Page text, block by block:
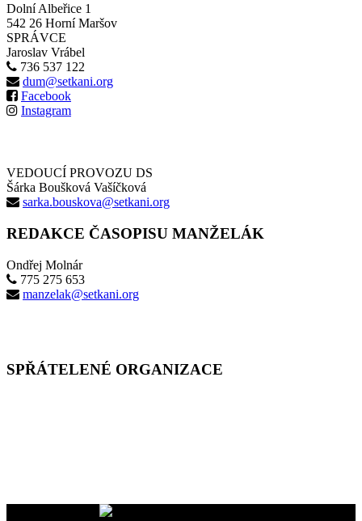
Dolní Albeřice 1
542 26 Horní Maršov
SPRÁVCE
Jaroslav Vrábel
736 537 122
dum@setkani.org
Facebook
Instagram
VEDOUCÍ PROVOZU DS
Šárka Boušková Vašíčková
sarka.bouskova@setkani.org
REDAKCE ČASOPISU MANŽELÁK
Ondřej Molnár
775 275 653
manzelak@setkani.org
SPŘÁTELENÉ ORGANIZACE